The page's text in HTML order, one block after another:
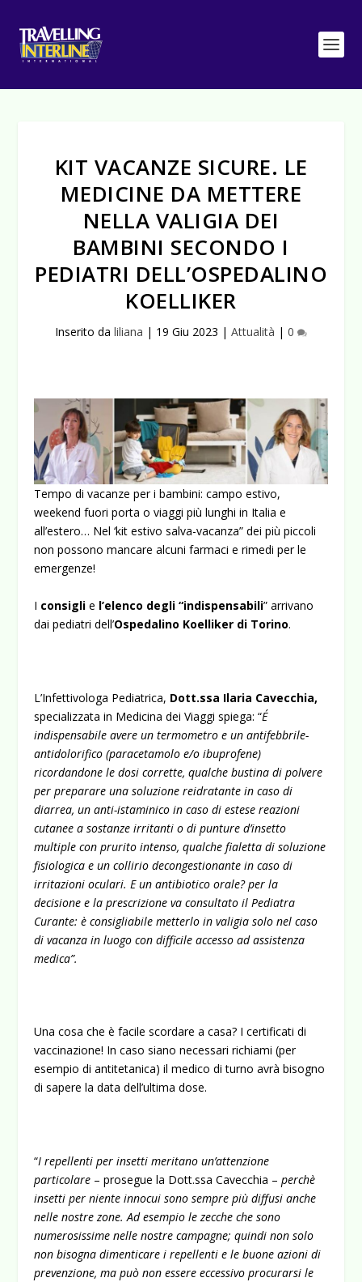
KIT VACANZE SICURE. LE
MEDICINE DA METTERE
NELLA VALIGIA DEI
BAMBINI SECONDO I
PEDIATRI DELL’OSPEDALINO
KOELLIKER
Inserito da liliana | 19 Giu 2023 | Attualità | 0
Tempo di vacanze per i bambini: campo estivo,
weekend fuori porta o viaggi più lunghi in Italia e
all’estero… Nel ‘kit estivo salva-vacanza” dei più piccoli
non possono mancare alcuni farmaci e rimedi per le
emergenze!
I consigli e l’elenco degli “indispensabili” arrivano
dai pediatri dell’Ospedalino Koelliker di Torino.
L’Infettivologa Pediatrica, Dott.ssa Ilaria Cavecchia,
specializzata in Medicina dei Viaggi spiega: “É
indispensabile avere un termometro e un antifebbrile-
antidolorifico (paracetamolo e/o ibuprofene)
ricordandone le dosi corrette, qualche bustina di polvere
per preparare una soluzione reidratante in caso di
diarrea, un anti-istaminico in caso di estese reazioni
cutanee a sostanze irritanti o di punture d’insetto
multiple con prurito intenso, qualche fialetta di soluzione
fisiologica e un collirio decongestionante in caso di
irritazioni oculari. E un antibiotico orale? per la
decisione e la prescrizione va consultato il Pediatra
Curante: è consigliabile metterlo in valigia solo nel caso
di vacanza in luogo con difficile accesso ad assistenza
medica”.
Una cosa che è facile scordare a casa? I certificati di
vaccinazione! In caso siano necessari richiami (per
esempio di antitetanica) il medico di turno avrà bisogno
di sapere la data dell’ultima dose.
“I repellenti per insetti meritano un’attenzione
particolare – prosegue la Dott.ssa Cavecchia –perchè
insetti per niente innocui sono sempre più diffusi anche
nelle nostre zone. Ad esempio le zecche che sono
numerosissime nelle nostre campagne; quindi non solo
non bisogna dimenticare i repellenti e le buone azioni di
prevenzione, ma può non essere eccessivo procurarsi le